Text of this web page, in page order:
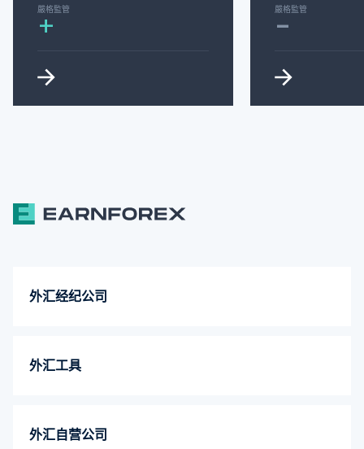
嚴格監管
+ 嚴格監管
-
外汇经纪公司
外汇工具
外汇自营公司